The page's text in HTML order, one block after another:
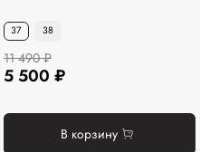
37 38
11 490 ₽
5 500 ₽
В корзину